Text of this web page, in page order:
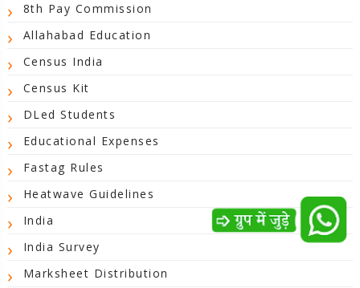
8th Pay Commission
Allahabad Education
Census India
Census Kit
DLed Students
Educational Expenses
Fastag Rules
Heatwave Guidelines
India
India Survey
Marksheet Distribution